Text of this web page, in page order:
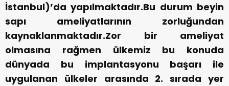
İstanbul)’da yapılmaktadır.Bu durum beyin
sapı ameliyatlarının zorluğundan
kaynaklanmaktadır.Zor bir ameliyat
olmasına rağmen ülkemiz bu konuda
dünyada bu implantasyonu başarı ile
uygulanan ülkeler arasında 2. sırada yer